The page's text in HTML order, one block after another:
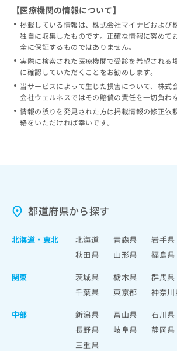
【医療機関の情報について】
掲載している情報は、株式会社マイナビおよび
独自に収集したものです。正確な情報に努めて
全に保証するものではありません。
実際に検索された医療機関で受診を希望される
に確認していただくことをお勧めします。
当サービスによって生じた損害について、株式
会社ウェルネスではその賠償の責任を一切負わ
情報の誤りを発見された方は掲載情報の修正依
絡をいただければ幸いです。
都道府県から探す
北海道 ・ 東北 北海道 青森県 岩手県
秋田県
山形県
福島県
関東
茨城県 栃木県 群馬県
千葉県
東京都 神奈川
中部
新潟県 富山県 石川県
長野県
岐阜県 静岡県
三重県